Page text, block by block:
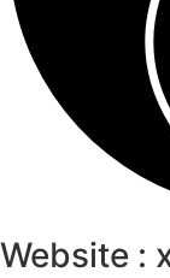
Website :